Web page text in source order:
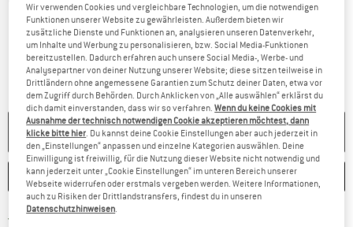
NICHT MEHR LIEFERBAR
MERKEN VERGLEICHEN
Portofrei ab CHF 100 (CH)
Wir verwenden Cookies und vergleichbare Technologien, um die notwendigen
Funktionen unserer Website zu gewährleisten. Außerdem bieten wir
zusätzliche Dienste und Funktionen an, analysieren unseren Datenverkehr,
um Inhalte und Werbung zu personalisieren, bzw. Social Media-Funktionen
bereitzustellen. Dadurch erfahren auch unsere Social Media-, Werbe- und
Analysepartner von deiner Nutzung unserer Website; diese sitzen teilweise in
Drittländern ohne angemessene Garantien zum Schutz deiner Daten, etwa vor
dem Zugriff durch Behörden. Durch Anklicken von „Alle auswählen“ erklärst du
dich damit einverstanden, dass wir so verfahren.Wenn du keine Cookies mit
Ausnahme der technisch notwendigen Cookie akzeptieren möchtest, dann
klicke bitte hier . Du kannst deine Cookie Einstellungen aber auch jederzeit in
den „Einstellungen“ anpassen und einzelne Kategorien auswählen. Deine
Einwilligung ist freiwillig, für die Nutzung dieser Website nicht notwendig und
kann jederzeit unter „Cookie Einstellungen“ im unteren Bereich unserer
Webseite widerrufen oder erstmals vergeben werden. Weitere Informationen,
auch zu Risiken der Drittlandstransfers, findest du in unseren
Datenschutzhinweisen